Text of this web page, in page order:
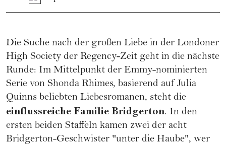
Die Suche nach der großen Liebe in der Londoner
High Society der Regency-Zeit geht in die nächste
Runde: Im Mittelpunkt der Emmy-nominierten
Serie von Shonda Rhimes, basierend auf Julia
Quinns beliebten Liebesromanen, steht die
einflussreiche Familie Bridgerton. In den
ersten beiden Staffeln kamen zwei der acht
Bridgerton-Geschwister "unter die Haube", wer